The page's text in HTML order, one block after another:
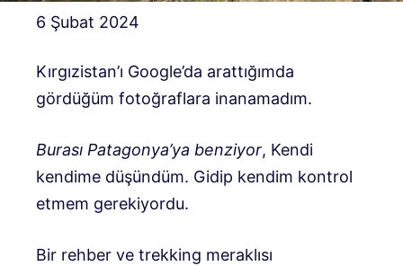
6 Şubat 2024
Kırgızistan’ı Google’da arattığımda
gördüğüm fotoğraflara inanamadım.
Burası Patagonya’ya benziyor, Kendi
kendime düşündüm. Gidip kendim kontrol
etmem gerekiyordu.
Bir rehber ve trekking meraklısı